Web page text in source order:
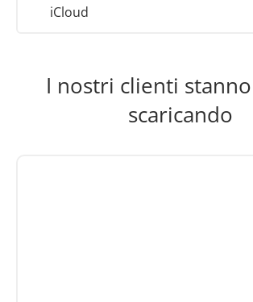
iCloud
I nostri clienti
scaricando